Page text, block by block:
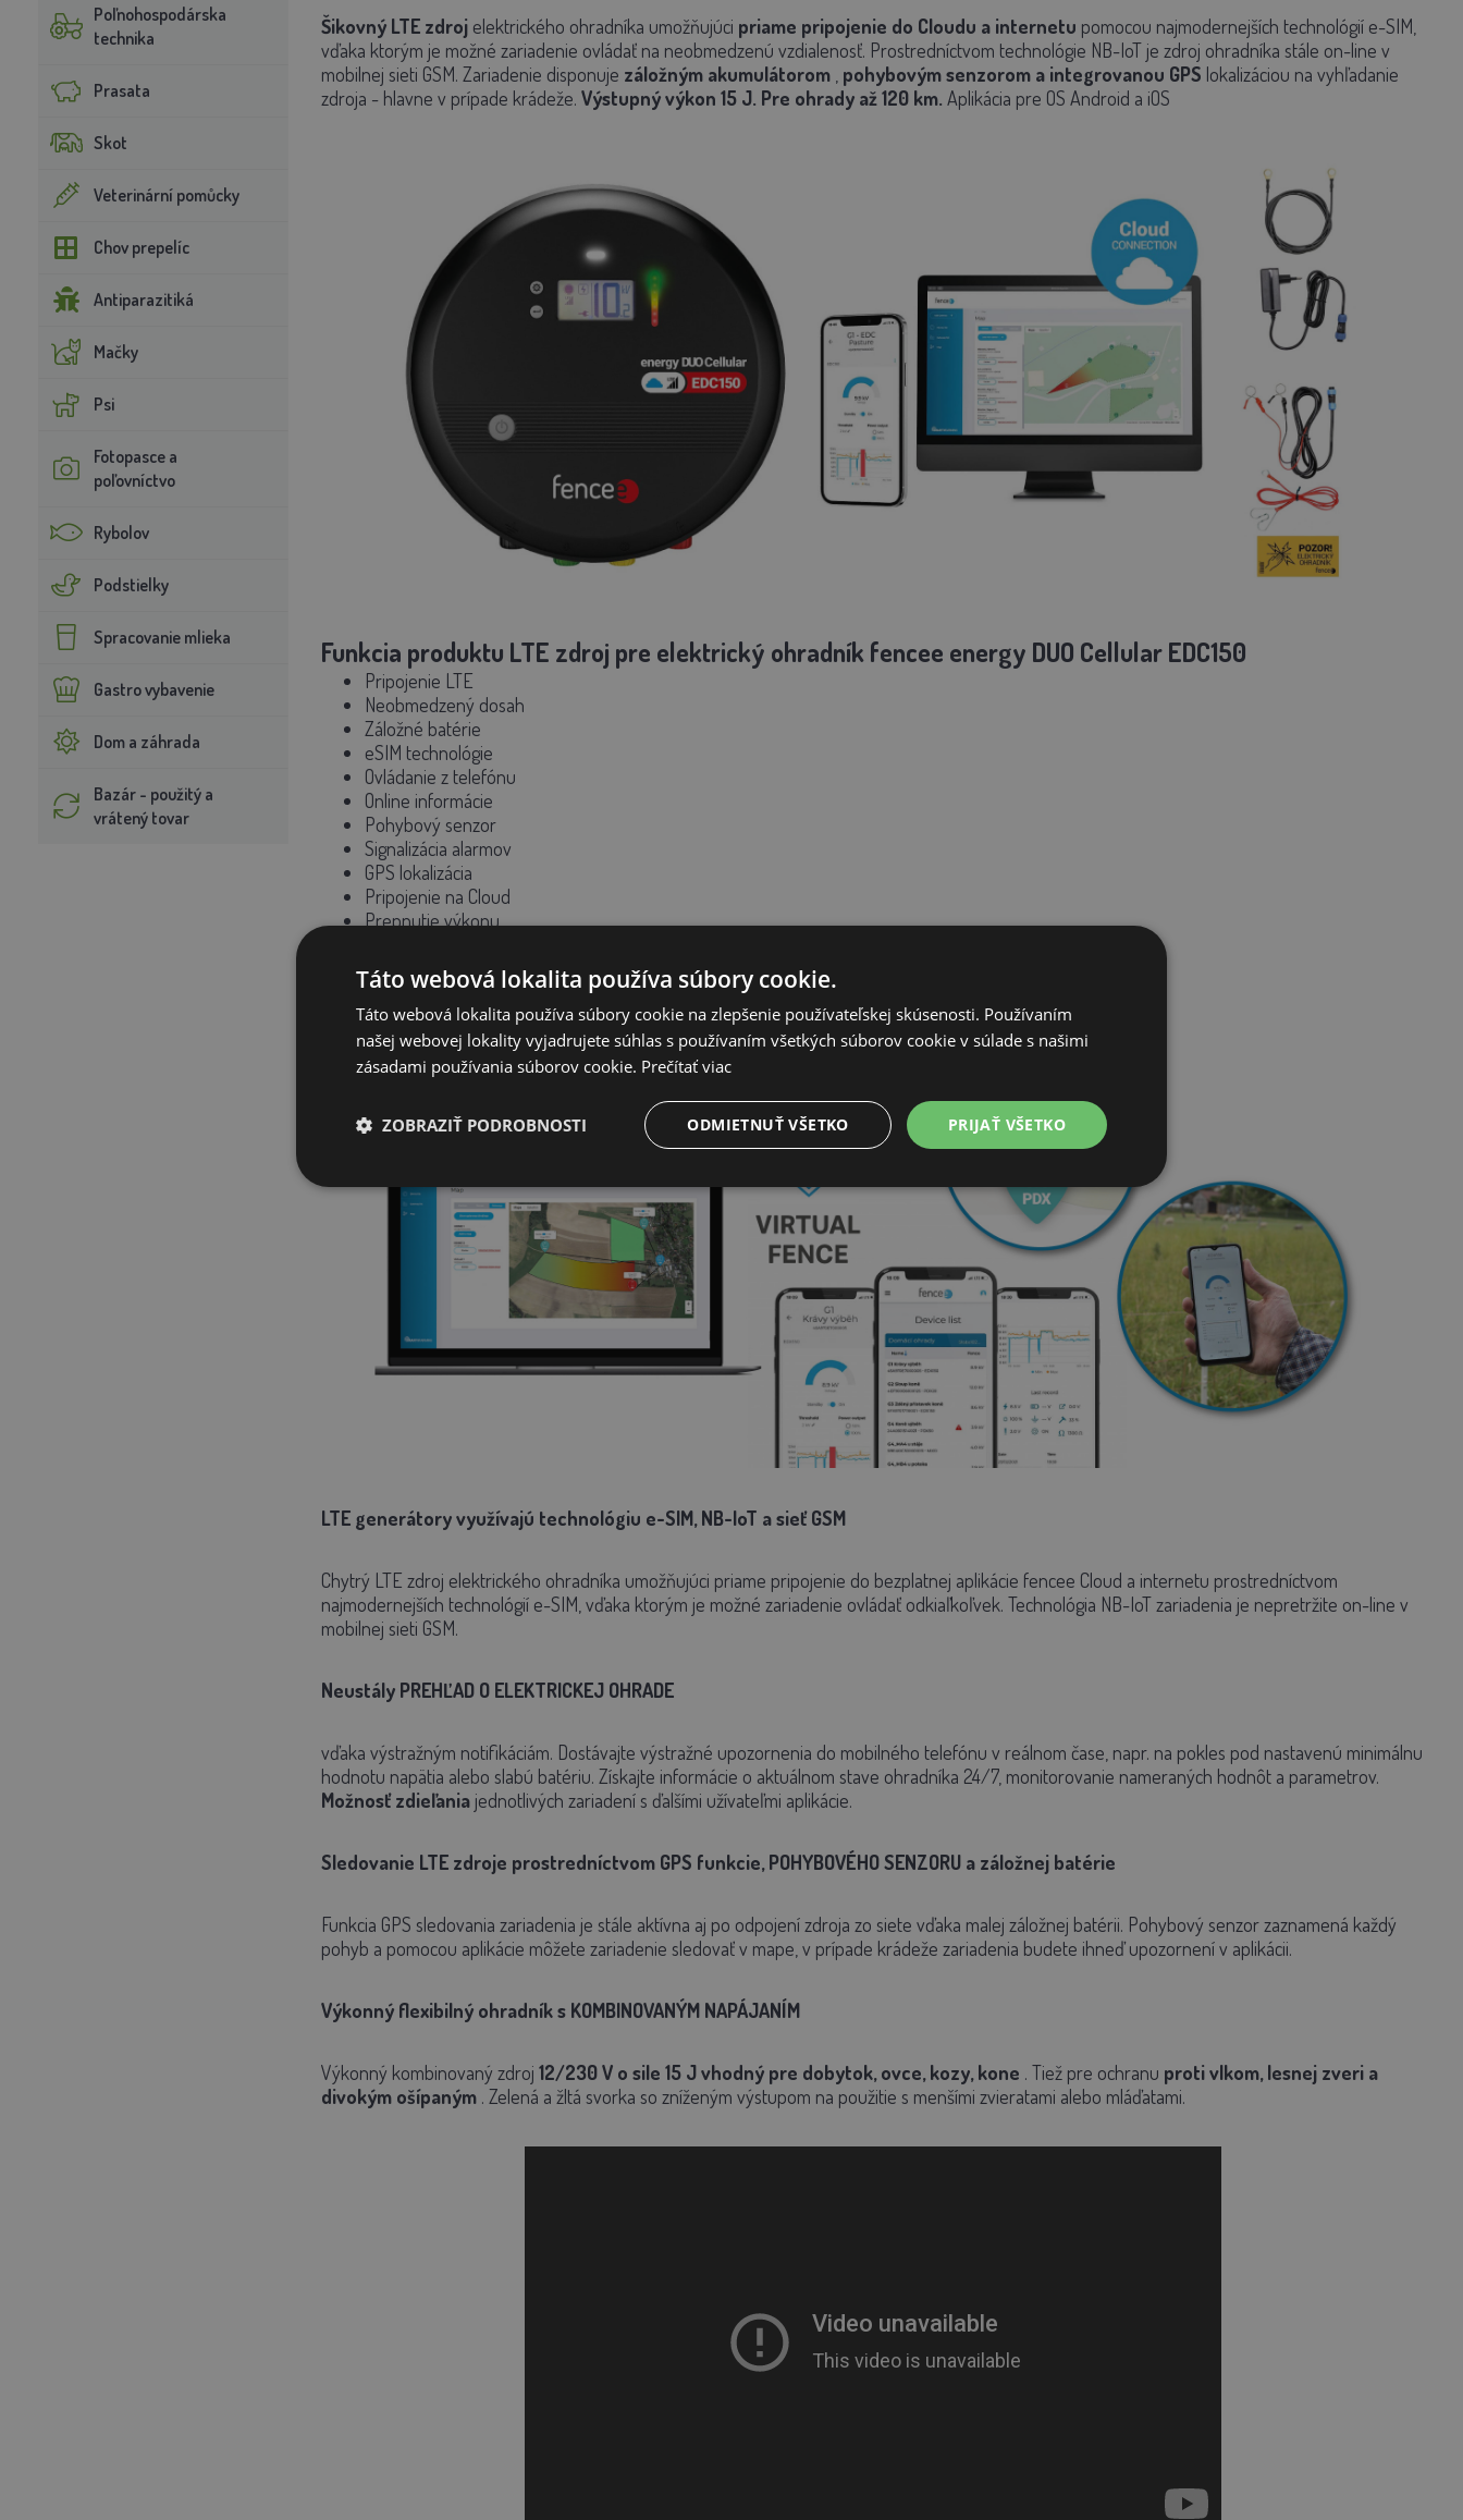
Poľnohospodárska
technika
Prasata
Skot
Veterinární pomůcky
Chov prepelíc
Antiparazitiká
Mačky
Psi
Fotopasce a
poľovníctvo
Rybolov
Podstielky
Spracovanie mlieka
Gastro vybavenie
Dom a záhrada
Bazár - použitý a
vrátený tovar
Šikovný LTE zdrojelektrického ohradníka umožňujúci priame pripojenie do Cloudu a internetu pomocou najmodernejších technológií e-SIM,
vďaka ktorým je možné zariadenie ovládať na neobmedzenú vzdialenosť. Prostredníctvom technológie NB-IoT je zdroj ohradníka stále on-line v
mobilnej sieti GSM. Zariadenie disponuje záložným akumulátorom, pohybovým senzorom a integrovanou GPS lokalizáciou na vyhľadanie
zdroja - hlavne v prípade krádeže. Výstupný výkon 15 J. Pre ohrady až 120 km. Aplikácia pre OS Android a iOS
Funkcia produktu LTE zdroj pre elektrický ohradník fencee energy DUO Cellular EDC150
Pripojenie LTE
Neobmedzený dosah
Záložné batérie
eSIM technológie
Ovládanie z telefónu
Online informácie
Pohybový senzor
Signalizácia alarmov
GPS lokalizácia
Pripojenie na Cloud
Prepnutie výkonu
LTE generátory využívajú technológiu e-SIM, NB-loT a sieť GSM
Chytrý LTE zdroj elektrického ohradníka umožňujúci priame pripojenie do bezplatnej aplikácie fencee Cloud a internetu prostredníctvom
najmodernejších technológií e-SIM, vďaka ktorým je možné zariadenie ovládať odkiaľkoľvek. Technológia NB-IoT zariadenia je nepretržite on-line v
mobilnej sieti GSM.
Neustály PREHĽAD O ELEKTRICKEJ OHRADE
vďaka výstražným notifikáciám. Dostávajte výstražné upozornenia do mobilného telefónu v reálnom čase, napr. na pokles pod nastavenú minimálnu
hodnotu napätia alebo slabú batériu. Získajte informácie o aktuálnom stave ohradníka 24/7, monitorovanie nameraných hodnôt a parametrov.
Možnosť zdieľaniajednotlivých zariadení s ďalšími užívateľmi aplikácie.
Sledovanie LTE zdroje prostredníctvom GPS funkcie, POHYBOVÉHO SENZORU a záložnej batérie
Funkcia GPS sledovania zariadenia je stále aktívna aj po odpojení zdroja zo siete vďaka malej záložnej batérii. Pohybový senzor zaznamená každý
pohyb a pomocou aplikácie môžete zariadenie sledovať v mape, v prípade krádeže zariadenia budete ihneď upozornení v aplikácii.
Výkonný flexibilný ohradník s KOMBINOVANÝM NAPÁJANÍM
Výkonný kombinovaný zdroj 12/230 V o sile 15 J vhodný pre dobytok, ovce, kozy, kone . Tiež pre ochranu proti vlkom, lesnej zveri a
divokým ošípaným. Zelená a žltá svorka so zníženým výstupom na použitie s menšími zvieratami alebo mláďatami.
Táto webová lokalita používa súbory cookie.
Táto webová lokalita používa súbory cookie na zlepšenie používateľskej skúsenosti. Používaním
našej webovej lokality vyjadrujete súhlas s používaním všetkých súborov cookie v súlade s našimi
zásadami používania súborov cookie. Prečítať viac
PRIJAŤ VŠETKO
ODMIETNUŤ VŠETKO
ZOBRAZIŤ PODROBNOSTI